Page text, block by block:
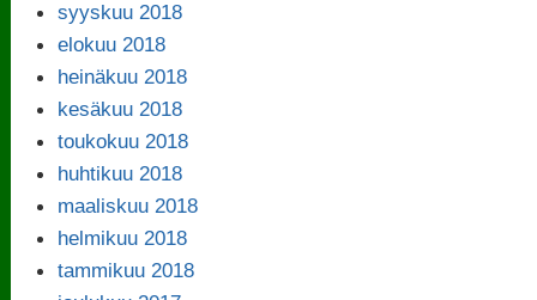
syyskuu 2018
elokuu 2018
heinäkuu 2018
kesäkuu 2018
toukokuu 2018
huhtikuu 2018
maaliskuu 2018
helmikuu 2018
tammikuu 2018